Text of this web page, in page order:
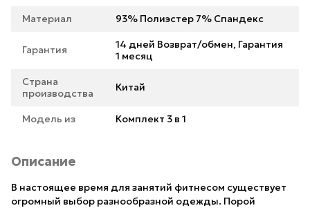
Материал 93% Полиэстер 7% Спандекс
Гарантия
14 дней Возврат/обмен, Гарантия
1 месяц
Страна
производства
Китай
Модель из Комплект 3 в 1
Описание
В настоящее время для занятий фитнесом существует
огромный выбор разнообразной одежды. Порой